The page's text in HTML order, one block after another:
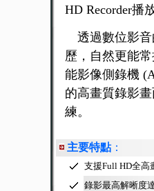
HD Recorder播
透過數位影音
歷，自然更能
能影像側錄機
的高畫質錄影
練。
主要特點：
支援Full HD全高
錄影最高解晰度